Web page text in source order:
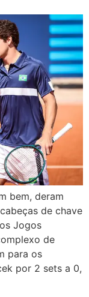
bem, deram
de chave
Jogos
de
para os
por 2 sets a 0,